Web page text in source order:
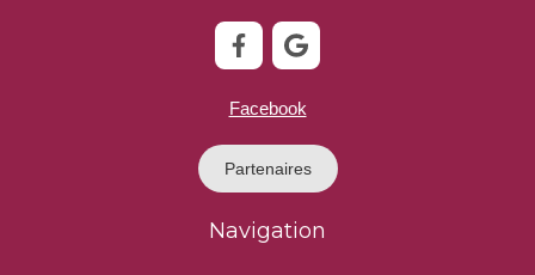
Facebook
Partenaires
Navigation